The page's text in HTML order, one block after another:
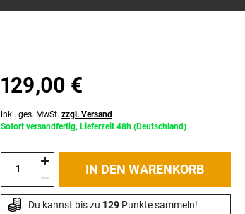
129,00 €
inkl. ges. MwSt. zzgl. Versand
Sofort versandfertig, Lieferzeit 48h (Deutschland)
IN DEN WARENKORB
Du kannst bis zu 129 Punkte sammeln!